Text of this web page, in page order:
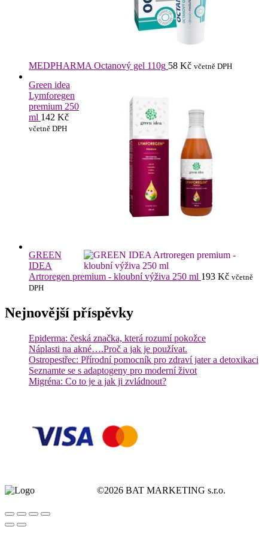
MEDPHARMA Octanový gel 110g 58 Kč včetně DPH
Green idea
Lymforegen
premium 250
ml 142 Kč
včetně DPH
GREEN
IDEA
Artroregen premium - kloubní výživa 250 ml 193 Kč včetně
DPH
Nejnovější příspěvky
Epiderma: česká značka, která rozumí pokožce
Náplasti na akné….Proč a jak je používat.
Ostropestřec: Přírodní pomocník pro zdraví jater a detoxikaci
Seznamte se s adaptogeny pro moderní život
Migréna: Co to je a jak ji zvládnout?
©2026 BAT MARKETING s.r.o.